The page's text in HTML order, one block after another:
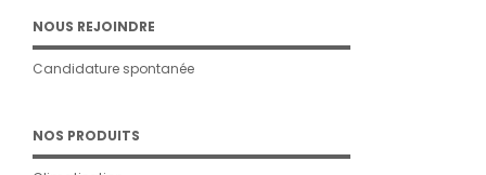
NOUS REJOINDRE
Candidature spontanée
NOS PRODUITS